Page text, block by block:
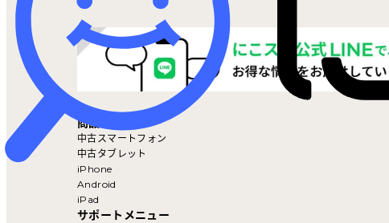
マイページ
商品を探す
中古スマートフォン
中古タブレット
iPhone
Android
iPad
サポートメニュー